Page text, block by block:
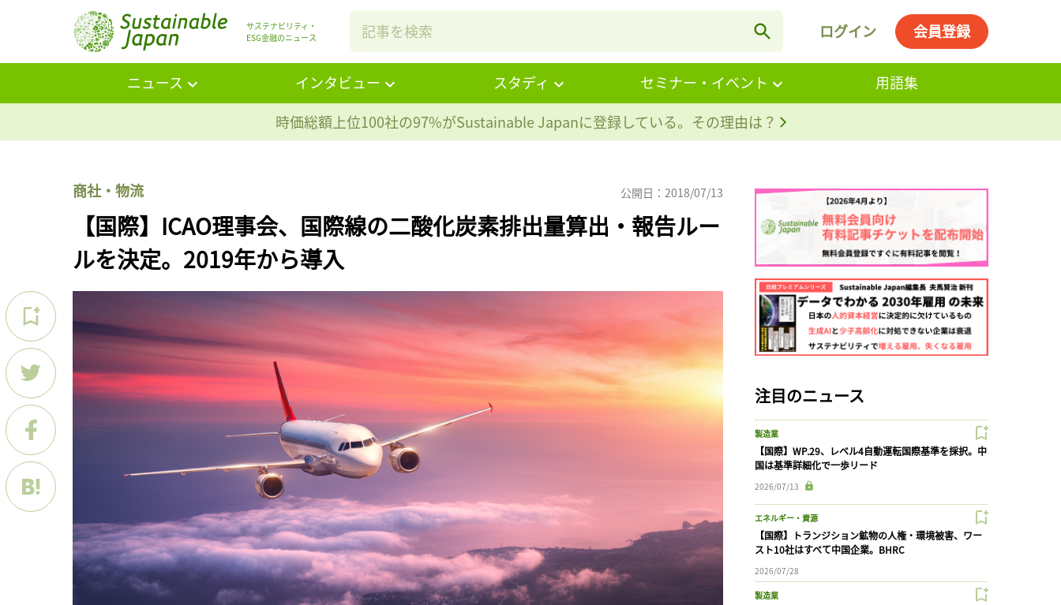
サステナビリティ・
ESG金融のニュース
ログイン 会員登録
ニュース インタビュー スタディ セミナー・イベント
用語集
時価総額上位100社の97%がSustainable Japanに登録している。その理由は？
商社・物流 公開日：2018/07/13
【国際】ICAO理事会、国際線の二酸化炭素排出量算出・報告ルー
ルを決定。2019年から導入
注目のニュース
製造業
【国際】WP.29、レベル4自動運転国際基準を採択。中
国は基準詳細化で一歩リード
2026/07/13
エネルギー・資源
【国際】トランジション鉱物の人権・環境被害、ワー
スト10社はすべて中国企業。BHRC
2026/07/28
製造業